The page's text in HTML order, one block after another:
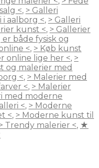
<, > Galleri
aalborg <, > Galleri
kunst <, > Gallerier
både fysisk og
<, > Køb kunst
online lige her <, >
og malerier med
<, > Malerier med
<, > Malerier
med moderne
<, > Moderne
<, > Moderne kunst til
Trendy malerier <, ★